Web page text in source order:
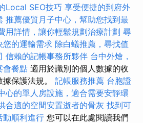
Local SEO技巧 享受便捷的到府外
推薦優質月子中心，幫助您找到最
用詳情，讓你輕鬆規劃治療計劃 尋
您的運輸需求 除白蟻推薦，尋找值
信賴的記帳事務所夥伴 台中外燴，
會餐點 適用於識別的個人數據的收
保護法規。 記帳服務推薦 台胞證
心的單人房設施，適合需要安靜環
合適的空間安置逝者的骨灰 找到可
動順利進行 您可以在此處閱讀我們